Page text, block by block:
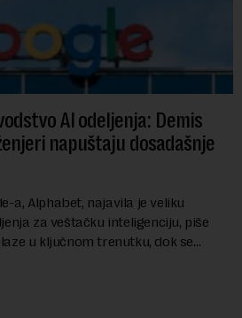
AI odeljenja: Demis
napuštaju dosadašnje
a, Alphabet, najavila je veliku
za veštačku inteligenciju, piše
u ključnom trenutku, dok se